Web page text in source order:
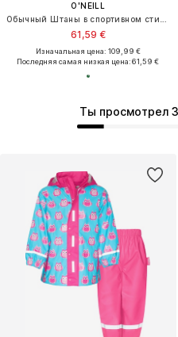
O'NEILL
61,59 €
Изначальная цена: 109,99 €
Последняя самая низкая цена:61,59 €
Ты просмотрел